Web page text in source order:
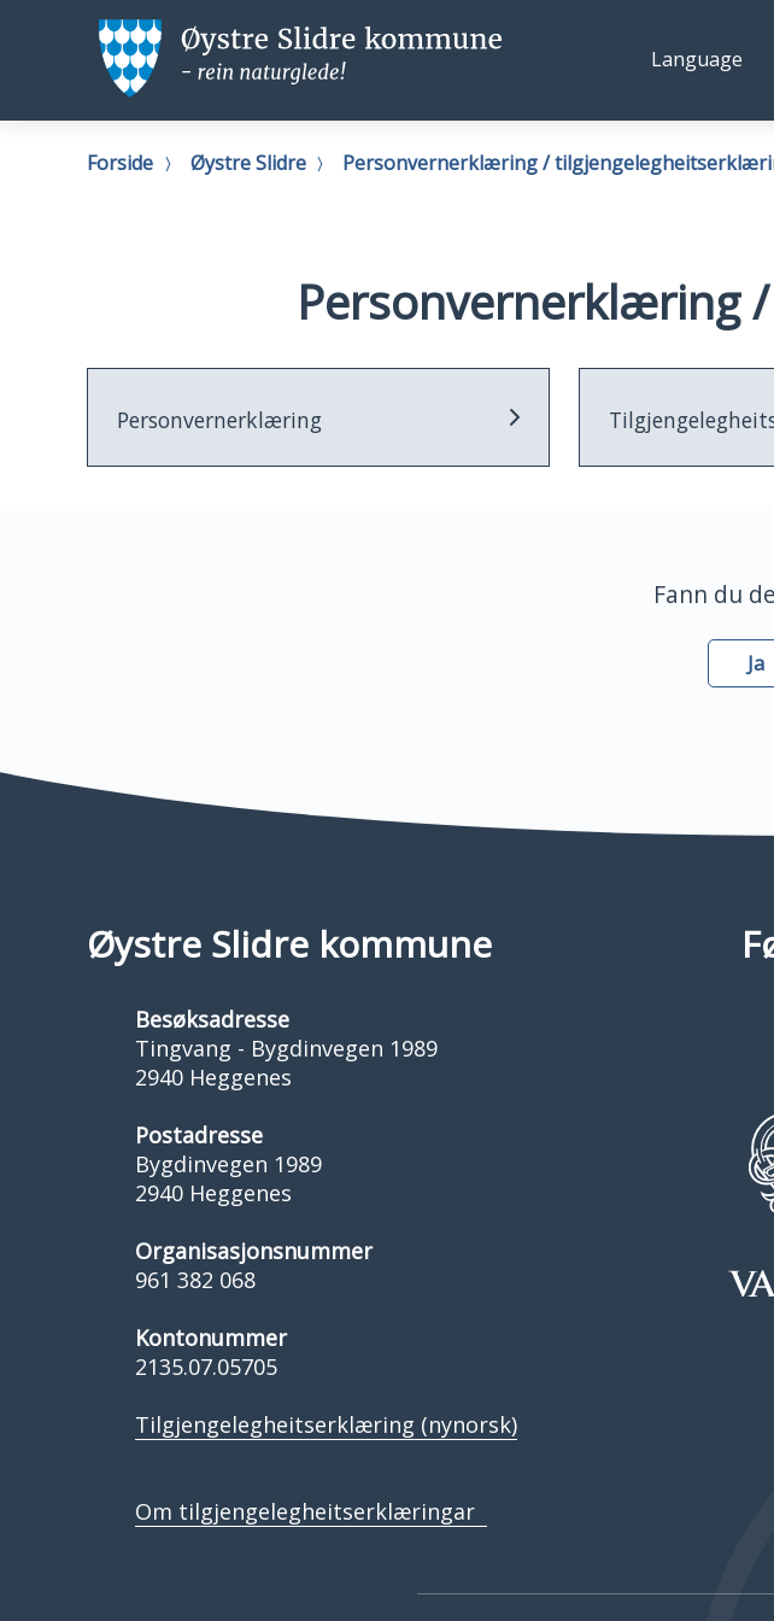
Øystre
Slidre
kommune
Øystre
kommune
Følg
Language
Du
Forside Øystre Slidre Personvernerklæring /
Personvernerklæring
Personvernerklæring
Fann du
Ja
Øystre Slidre kommune
Besøksadresse
Tingvang - Bygdinvegen 1989
2940 Heggenes
Postadresse
Bygdinvegen 1989
2940 Heggenes
Organisasjonsnummer
961 382 068
Kontonummer
2135.07.05705
Tilgjengelegheitserklæring (nynorsk)
Om tilgjengelegheitserklæringar